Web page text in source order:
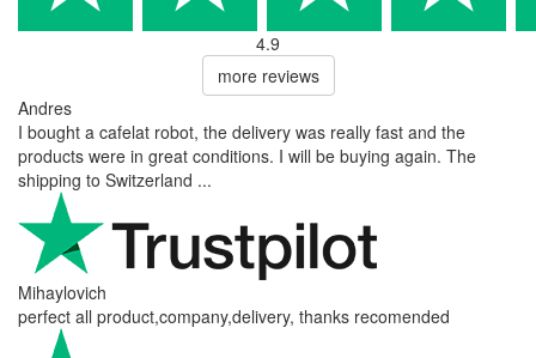
4.9
more reviews
Andres
I bought a cafelat robot, the delivery was really fast and the
products were in great conditions. I will be buying again. The
shipping to Switzerland ...
Mihaylovich
perfect all product,company,delivery, thanks recomended